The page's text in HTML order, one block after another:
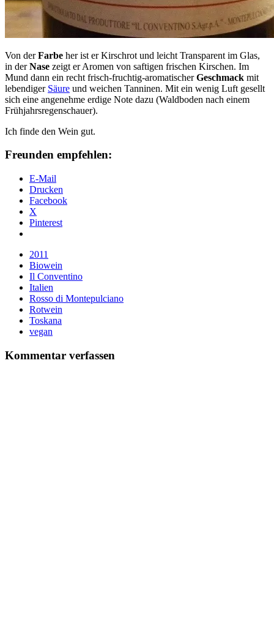
Von derFarbe her ist er Kirschrot und leicht Transparent im Glas,
in derNase zeigt er Aromen von saftigen frischen Kirschen. Im
Mund dann ein recht frisch-fruchtig-aromatischerGeschmack mit
lebendiger Säure und weichen Tanninen. Mit ein wenig Luft gesellt
sich eine angenehme erdige Note dazu (Waldboden nach einem
Frühjahrsregenschauer).
Ich finde den Wein gut.
Freunden empfehlen:
E-Mail
Drucken
Facebook
X
Pinterest
2011
Biowein
Il Conventino
Italien
Rosso di Montepulciano
Rotwein
Toskana
vegan
Kommentar verfassen